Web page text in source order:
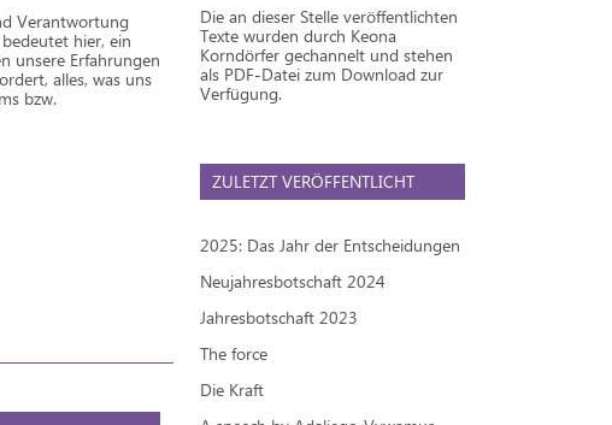
Verantwortung
hier, ein
unsere Erfahrungen
alles, was uns
bzw.
Die an dieser Stelle veröffentlichten
Texte wurden durch Keona
Korndörfer gechannelt und stehen
als PDF-Datei zum Download zur
Verfügung.
ZULETZT VERÖFFENTLICHT
2025: Das Jahr der Entscheidungen
Neujahresbotschaft 2024
Jahresbotschaft 2023
The force
Die Kraft